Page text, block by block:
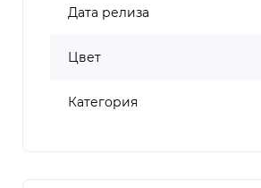
Дата релиза
Цвет
Категория